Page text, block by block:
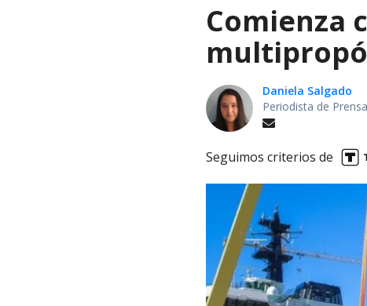
Comienza
Daniela Salgado
Periodista de
Seguimos criterios de